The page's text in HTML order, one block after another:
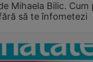
Mihaela Bilic. Cum
să te înfometezi